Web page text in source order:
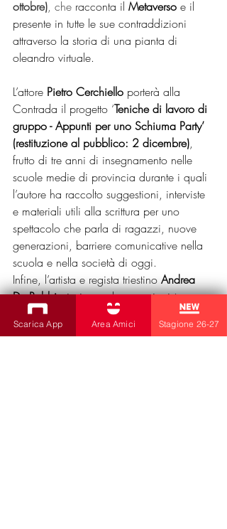
ottobre), che racconta il Metaverso e il
presente in tutte le sue contraddizioni
attraverso la storia di una pianta di
oleandro virtuale.
L’attore Pietro Cerchiello porterà alla
Contrada il progetto ‘Teniche di lavoro di
gruppo - Appunti per uno Schiuma Party’
(restituzione al pubblico: 2 dicembre),
frutto di tre anni di insegnamento nelle
scuole medie di provincia durante i quali
l’autore ha raccolto suggestioni, interviste
e materiali utili alla scrittura per uno
spettacolo che parla di ragazzi, nuove
generazioni, barriere comunicative nella
scuola e nella società di oggi.
Infine, l’artista e regista triestino Andrea
De Robbio insieme al percussionista
Anselmo Luisi
lavoreranno in residenza a
‘Algoritmo’ (restituzione al pubblico: 20
Scarica App Area Amici Stagione 26-27